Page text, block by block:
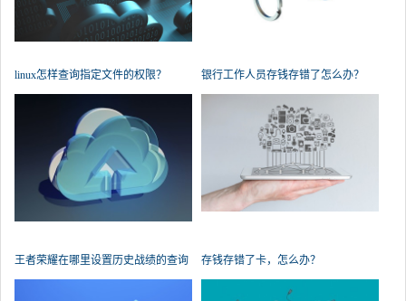
linux怎样查询指定文件的权限？ 银行工作人员存钱存错了怎么办？
王者荣耀在哪里设置历史战绩的查询
存钱存错了卡，怎么办？